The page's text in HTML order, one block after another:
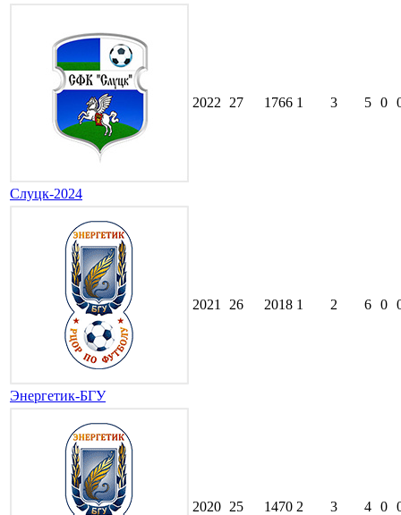
Слуцк-2024
2022 27 1766 1 3 5 0
Энергетик-БГУ
2021 26 2018 1 2 6 0
2020 25 1470 2 3 4 0